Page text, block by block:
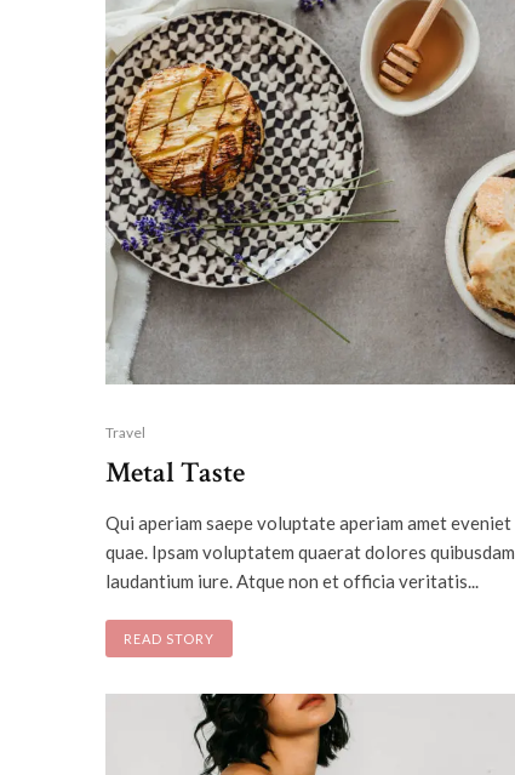
Travel
Metal Taste
Qui aperiam saepe voluptate aperiam amet eveniet
quae. Ipsam voluptatem quaerat dolores quibusdam
laudantium iure. Atque non et officia veritatis...
READ STORY